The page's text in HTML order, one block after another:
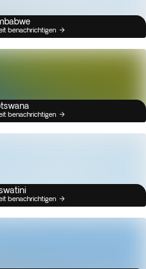
benachrichtigen
benachrichtigen
benachrichtigen